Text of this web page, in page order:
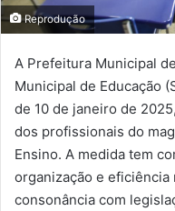
Reprodução
A Prefeitura Municipal
Municipal de Educação
de 10 de janeiro de
dos profissionais do
Ensino. A medida tem
organização e eficiência
consonância com